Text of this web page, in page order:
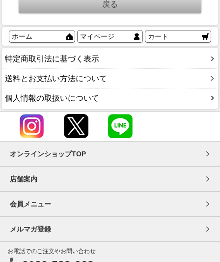
ホーム マイページ カート
特定商取引法に基づく表示
送料とお支払い方法について
個人情報の取扱いについて
オンラインショップTOP
店舗案内
会員メニュー
メルマガ登録
お電話でのご注文やお問い合わせ